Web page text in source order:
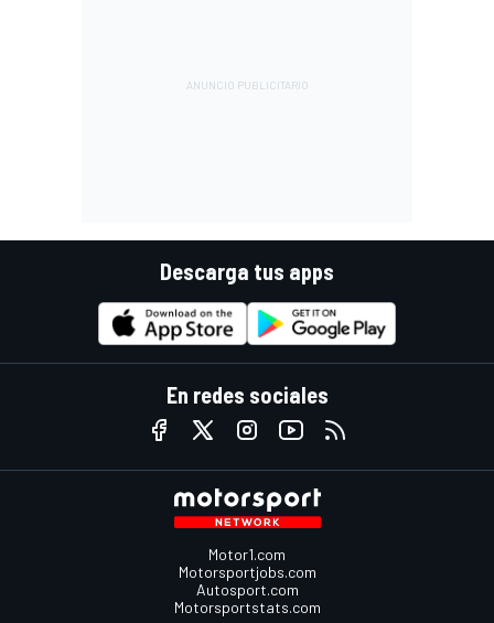
Descarga tus apps
En redes sociales
Motor1.com
Motorsportjobs.com
Autosport.com
Motorsportstats.com